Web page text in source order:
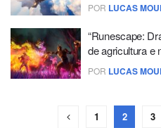
POR LUCAS
“Runescape:
de agricultura e
POR LUCAS
1 2 3